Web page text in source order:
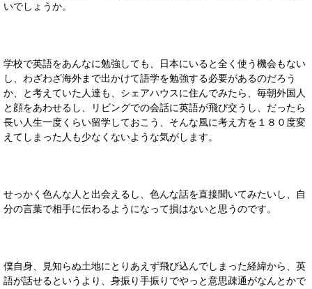
いでしょうか。
学校で英語をあんなに勉強しても、日本にいると全く使う機会もない
し、わざわざ海外まで出かけて語学を勉強する必要があるのだろう
か、と考えていた人達も、シェアハウスに住んでみたら、毎朝外国人
と顔をあわせるし、リビングでの会話に英語が飛び交うし、だったら
長い人生一度くらい留学しておこう、そんな風に考え方を１８０度変
えてしまった人も少なくないような気がします。
せっかく色んな人と出会えるし、色んな話を直接聞いてみたいし、自
分の言葉で相手に伝わるようになって損はないと思うのです。
僕自身、見知らぬ土地にとりあえず飛び込んでしまった経緯から、英
語が話せるというより、身振り手振りでやっと意思疎通がなんとかで